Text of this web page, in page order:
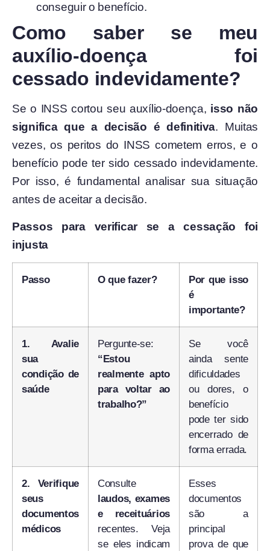
conseguir o benefício.
Como saber se meu
auxílio-doença foi
cessado indevidamente?
Se o INSS cortou seu auxílio-doença, isso não
significa que a decisão é definitiva. Muitas
vezes, os peritos do INSS cometem erros, e o
benefício pode ter sido cessado indevidamente.
Por isso, é fundamental analisar sua situação
antes de aceitar a decisão.
Passos para verificar se a cessação foi
injusta
Passo O que fazer?
Por que isso
é
importante?
1. Avalie
sua
condição de
saúde
Pergunte-se:
“Estou
realmente apto
para voltar ao
trabalho?”
Se você
ainda sente
dificuldades
ou dores, o
benefício
pode ter sido
encerrado de
forma errada.
2. Verifique
seus
documentos
médicos
Consulte
laudos, exames
e receituários
recentes. Veja
se eles indicam
Esses
documentos
são a
principal
prova de que